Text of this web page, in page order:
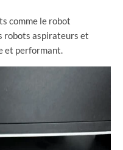
comme le robot
robots aspirateurs et
et performant.